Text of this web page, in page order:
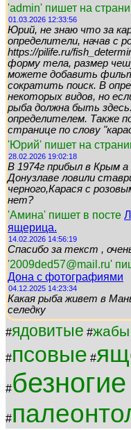
'admin' пишет на
01.03.2026 12:33:56
Юрий, не знаю что за
определители, начав с
https://pilife.ru/
форму тела, размер
можете добавить
сократить поиск. В
некоторых видов, но
рыба должна быть
определителем. Также
странице по слову
'Юрий' пишет на
28.02.2026 19:02:18
В 1974г прибыл в Крым а
Донузлаве ловили
черного,Карася с
нет?
'Амина' пишет в посте
ящерица.
14.02.2026 14:56:19
Спасибо за текст ,
'2009ded57@mail.ru'
Дона с фотографиями
04.12.2025 14:23:34
Какая рыба живет в
селедку
#ядовитые #жабы
#псовые #
#безногие
#